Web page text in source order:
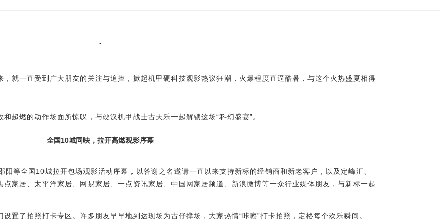
-
，就一直受到广大朋友的关注与追捧，掀起机甲硬科技观影热议狂潮，火爆程度直逼酷暑，与这个火热盛夏相得
超燃的动作场面所惊叹，与硬汉机甲战士古天乐一起解锁这场“科幻盛宴”。
全国10城同映，拉开高燃观影序幕
等全国10城拉开包场观影活动序幕，以答谢之名邀请一直以来支持新标的经销商和新老客户，以及定峰汇、
点家居、 太平洋家居、 网易家居、一点资讯家居、中国网家居频道、 新浪微博等一众行业媒体朋友 ，与新标一起
置了拍照打卡专区。 许多 朋友早早地到达现场为古仔撑场， 大家热情“咔嚓”打卡拍照，定格每个欢乐瞬间。